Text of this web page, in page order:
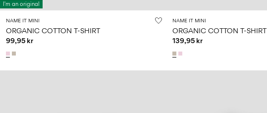
I'm an original
NAME IT MINI
ORGANIC COTTON T-SHIRT
99,95 kr
NAME IT MINI
ORGANIC COTTON T-SHIRT
139,95 kr